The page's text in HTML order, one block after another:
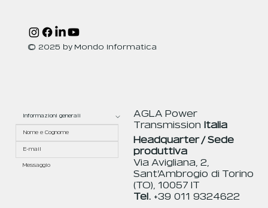
© 2025 by Mondo Informatica
AGLA Power
Transmission
Italia
Headquarter / Sede
produttiva
Via Avigliana, 2,
Sant’Ambrogio di Torino
(TO), 10057 IT
Tel. +39 011 9324622